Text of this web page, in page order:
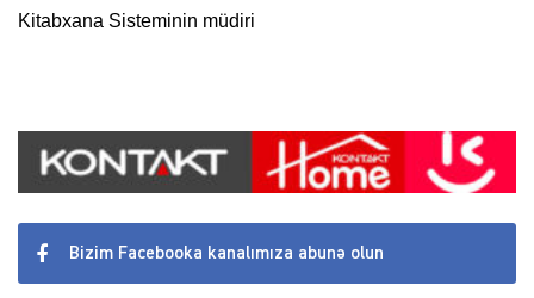
Kitabxana Sisteminin müdiri
Bizim Facebooka kanalımıza abunə olun